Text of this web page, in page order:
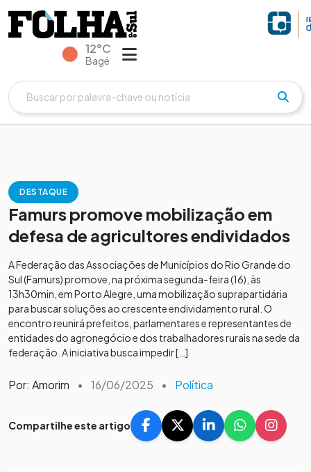
12°C
Bagé
DESTAQUE
Famurs promove mobilização em
defesa de agricultores endividados
A Federação das Associações de Municípios do Rio Grande do
Sul (Famurs) promove, na próxima segunda-feira (16), às
13h30min, em Porto Alegre, uma mobilização suprapartidária
para buscar soluções ao crescente endividamento rural. O
encontro reunirá prefeitos, parlamentares e representantes de
entidades do agronegócio e dos trabalhadores rurais na sede da
federação. A iniciativa busca impedir […]
Por: Amorim • 16/06/2025 • Política
Compartilhe este artigo